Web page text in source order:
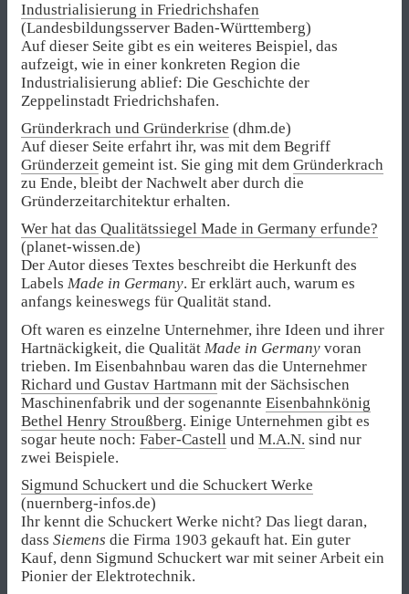
Industrialisierung in Friedrichshafen
(Landesbildungsserver Baden-Württemberg)
Auf dieser Seite gibt es ein weiteres Beispiel, das
aufzeigt, wie in einer konkreten Region die
Industrialisierung ablief: Die Geschichte der
Zeppelinstadt Friedrichshafen.
Gründerkrach und Gründerkrise (dhm.de)
Auf dieser Seite erfahrt ihr, was mit dem Begriff
Gründerzeit gemeint ist. Sie ging mit dem Gründerkrach
zu Ende, bleibt der Nachwelt aber durch die
Gründerzeitarchitektur erhalten.
Wer hat das Qualitätssiegel Made in Germany erfunde?
(planet-wissen.de)
Der Autor dieses Textes beschreibt die Herkunft des
Labels Made in Germany. Er erklärt auch, warum es
anfangs keineswegs für Qualität stand.
Oft waren es einzelne Unternehmer, ihre Ideen und ihrer
Hartnäckigkeit, die Qualität Made in Germany voran
trieben. Im Eisenbahnbau waren das die Unternehmer
Richard und Gustav Hartmann mit der Sächsischen
Maschinenfabrik und der sogenannte Eisenbahnkönig
Bethel Henry Stroußberg. Einige Unternehmen gibt es
sogar heute noch: Faber-Castell und M.A.N. sind nur
zwei Beispiele.
Sigmund Schuckert und die Schuckert Werke
(nuernberg-infos.de)
Ihr kennt die Schuckert Werke nicht? Das liegt daran,
dass Siemens die Firma 1903 gekauft hat. Ein guter
Kauf, denn Sigmund Schuckert war mit seiner Arbeit ein
Pionier der Elektrotechnik.